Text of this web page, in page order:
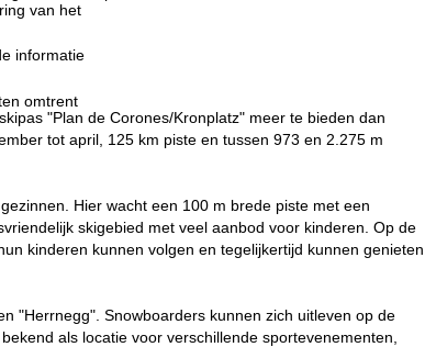
van het
informatie
omtrent
"Plan de Corones/Kronplatz" meer te bieden dan
tot april, 125 km piste en tussen 973 en 2.275 m
Hier wacht een 100 m brede piste met een
skigebied met veel aanbod voor kinderen. Op de
kinderen kunnen volgen en tegelijkertijd kunnen genieten
"Herrnegg". Snowboarders kunnen zich uitleven op de
als locatie voor verschillende sportevenementen,